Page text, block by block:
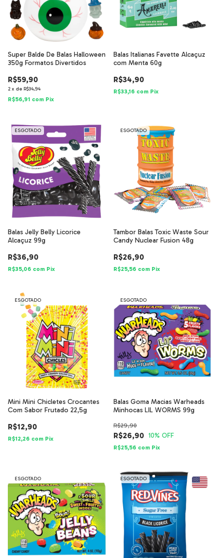
Super Balde De Balas Halloween
350g Formatos Divertidos
R$59,90
2 x de R$34,94
R$56,91 com Pix
Balas Italianas Favette Alcaçuz
com Menta 60g
R$34,90
R$33,16 com Pix
ESGOTADO
Balas Jelly Belly Licorice
Alcaçuz 99g
R$36,90
R$35,06 com Pix
ESGOTADO
Tambor Balas Toxic Waste Sour
Candy Nuclear Fusion 48g
R$26,90
R$25,56 com Pix
ESGOTADO
Mini Mini Chicletes Crocantes
Com Sabor Frutado 22,5g
R$12,90
R$12,26 com Pix
ESGOTADO
Balas Goma Macias Warheads
Minhocas LIL WORMS 99g
R$26,90
R$29,90
10% OFF
R$25,56 com Pix
ESGOTADO ESGOTADO